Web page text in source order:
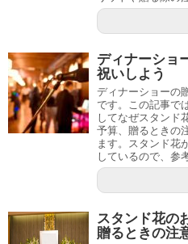
ディナーショ
祝いしよう
ディナーショーの
です。この記事で
してなぜスタンド
予算、贈るときの
ます。スタンド花
しているので、参
スタンド花の
贈るときの注